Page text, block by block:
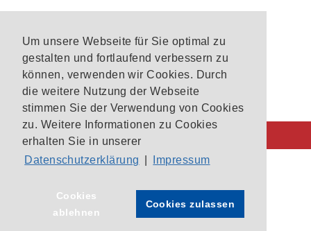
Um unsere Webseite für Sie optimal zu
gestalten und fortlaufend verbessern zu
können, verwenden wir Cookies. Durch
die weitere Nutzung der Webseite
stimmen Sie der Verwendung von Cookies
zu. Weitere Informationen zu Cookies
erhalten Sie in unserer
Datenschutzerklärung
Impressum
Cookies
ablehnen
Cookies zulassen
CIO-Patientenlotsen
Unsere Krebszentren
Startseite
Archivierte Termine und